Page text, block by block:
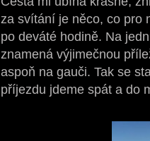
za svítání je něco, co pro
po deváté hodině. Na
znamená výjimečnou
aspoň na gauči. Tak se
příjezdu jdeme spát a do